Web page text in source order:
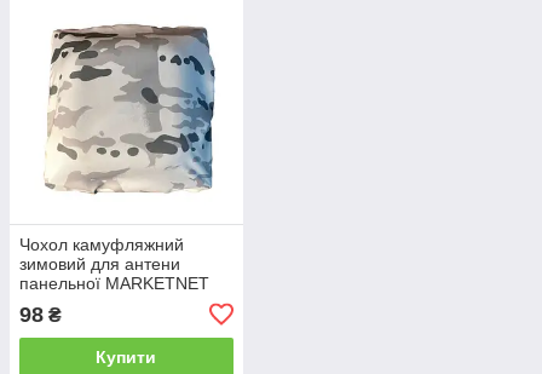
Чохол камуфляжний
зимовий для антени
панельної MARKETNET
98 ₴
Купити